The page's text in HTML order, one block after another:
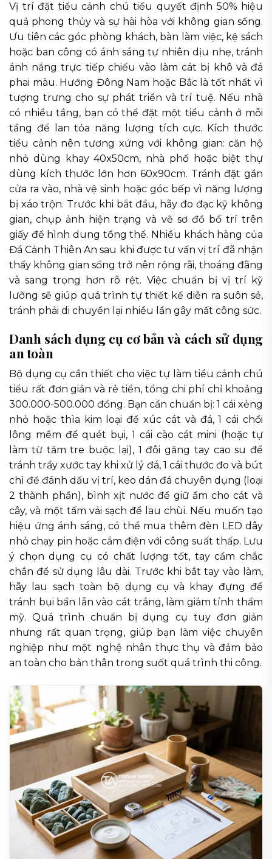
Vị trí đặt tiểu cảnh chú tiểu quyết định 50% hiệu
quả phong thủy và sự hài hòa với không gian sống.
Ưu tiên các góc phòng khách, bàn làm việc, kệ sách
hoặc ban công có ánh sáng tự nhiên dịu nhẹ, tránh
ánh nắng trực tiếp chiếu vào làm cát bị khô và đá
phai màu. Hướng Đông Nam hoặc Bắc là tốt nhất vì
tượng trưng cho sự phát triển và trí tuệ. Nếu nhà
có nhiều tầng, bạn có thể đặt một tiểu cảnh ở mỗi
tầng để lan tỏa năng lượng tích cực. Kích thước
tiểu cảnh nên tương xứng với không gian: căn hộ
nhỏ dùng khay 40x50cm, nhà phố hoặc biệt thự
dùng kích thước lớn hơn 60x90cm. Tránh đặt gần
cửa ra vào, nhà vệ sinh hoặc góc bếp vì năng lượng
bị xáo trộn. Trước khi bắt đầu, hãy đo đạc kỹ không
gian, chụp ảnh hiện trạng và vẽ sơ đồ bố trí trên
giấy để hình dung tổng thể. Nhiều khách hàng của
Đá Cảnh Thiên An sau khi được tư vấn vị trí đã nhận
thấy không gian sống trở nên rộng rãi, thoáng đãng
và sang trọng hơn rõ rệt. Việc chuẩn bị vị trí kỹ
lưỡng sẽ giúp quá trình tự thiết kế diễn ra suôn sẻ,
tránh phải di chuyển lại nhiều lần gây mất công sức.
Danh sách dụng cụ cơ bản và cách sử dụng
an toàn
Bộ dụng cụ cần thiết cho việc tự làm tiểu cảnh chú
tiểu rất đơn giản và rẻ tiền, tổng chi phí chỉ khoảng
300.000-500.000 đồng. Bạn cần chuẩn bị: 1 cái xẻng
nhỏ hoặc thìa kim loại để xúc cát và đá, 1 cái chổi
lông mềm để quét bụi, 1 cái cào cát mini (hoặc tự
làm từ tăm tre buộc lại), 1 đôi găng tay cao su để
tránh trầy xước tay khi xử lý đá, 1 cái thước đo và bút
chì để đánh dấu vị trí, keo dán đá chuyên dụng (loại
2 thành phần), bình xịt nước để giữ ẩm cho cát và
cây, và một tấm vải sạch để lau chùi. Nếu muốn tạo
hiệu ứng ánh sáng, có thể mua thêm đèn LED dây
nhỏ chạy pin hoặc cắm điện với công suất thấp. Lưu
ý chọn dụng cụ có chất lượng tốt, tay cầm chắc
chắn để sử dụng lâu dài. Trước khi bắt tay vào làm,
hãy lau sạch toàn bộ dụng cụ và khay đựng để
tránh bụi bẩn lẫn vào cát trắng, làm giảm tính thẩm
mỹ. Quá trình chuẩn bị dụng cụ tuy đơn giản
nhưng rất quan trọng, giúp bạn làm việc chuyên
nghiệp như một nghệ nhân thực thụ và đảm bảo
an toàn cho bản thân trong suốt quá trình thi công.